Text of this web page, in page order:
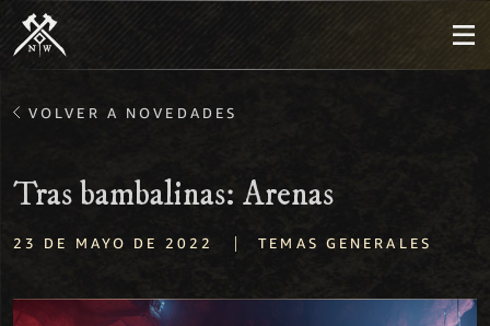
VOLVER A NOVEDADES
Tras bambalinas: Arenas
23 DE MAYO DE 2022 | TEMAS GENERALES